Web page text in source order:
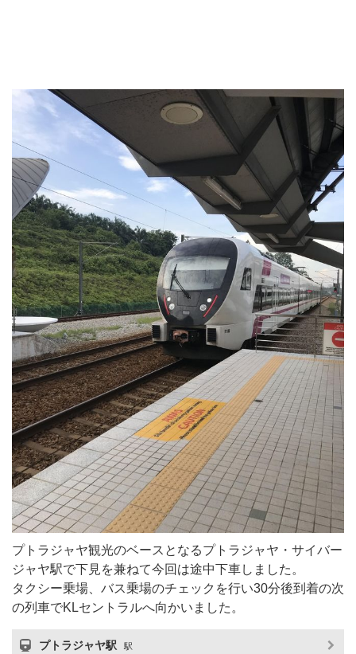
プトラジャヤ観光のベースとなるプトラジャヤ・サイバー
ジャヤ駅で下見を兼ねて今回は途中下車しました。
タクシー乗場、バス乗場のチェックを行い30分後到着の次
の列車でKLセントラルへ向かいました。
プトラジャヤ駅 駅